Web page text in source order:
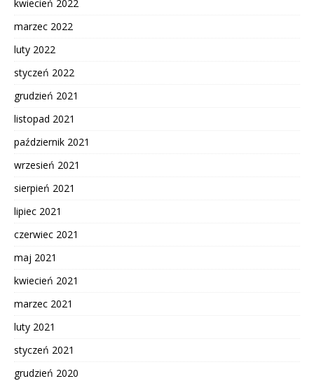
kwiecień 2022
marzec 2022
luty 2022
styczeń 2022
grudzień 2021
listopad 2021
październik 2021
wrzesień 2021
sierpień 2021
lipiec 2021
czerwiec 2021
maj 2021
kwiecień 2021
marzec 2021
luty 2021
styczeń 2021
grudzień 2020